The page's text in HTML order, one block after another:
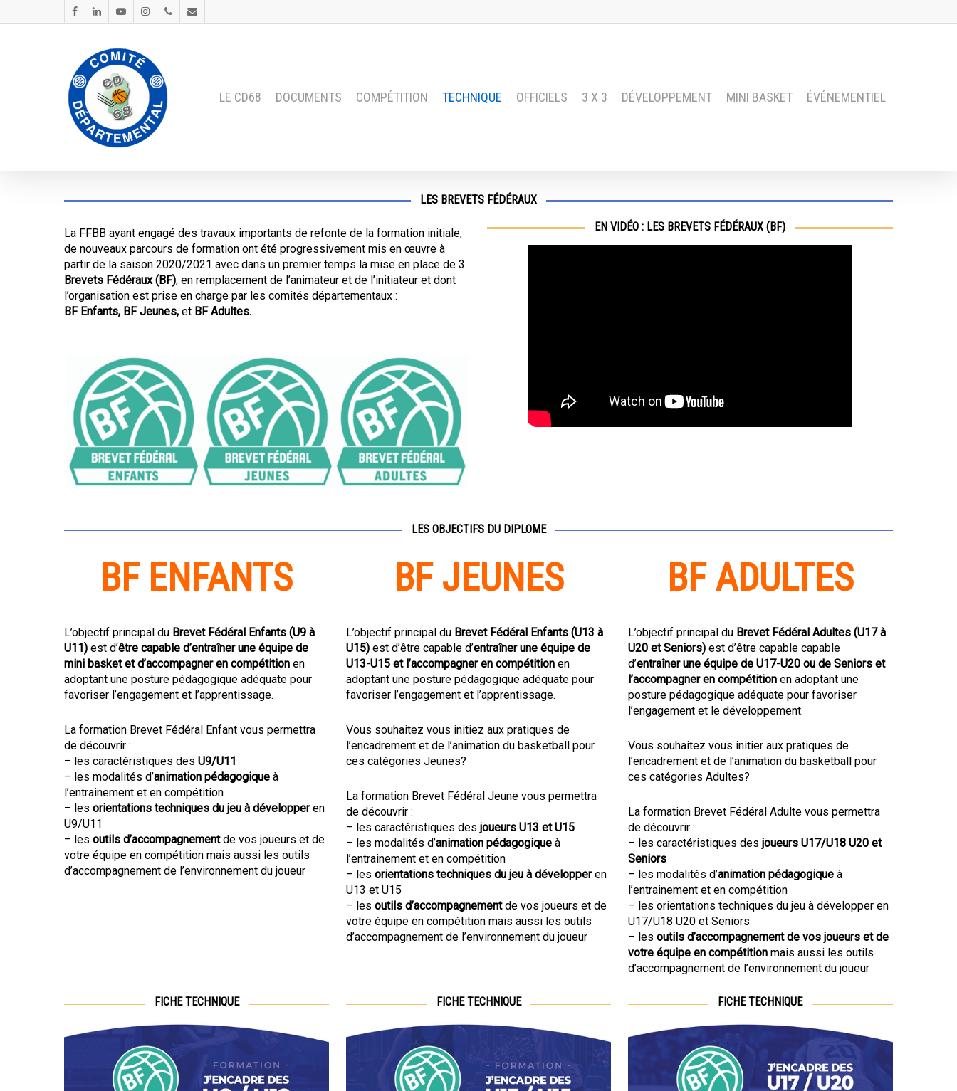
LE CD68 DOCUMENTS COMPÉTITION TECHNIQUE OFFICIELS 3 X 3 DÉVELOPPEMENT MINI BASKET ÉVÉNEMENTIEL
LES BREVETS FÉDÉRAUX
La FFBB ayant engagé des travaux importants de refonte de la formation initiale,
de nouveaux parcours de formation ont été progressivement mis en œuvre à
partir de la saison 2020/2021 avec dans un premier temps la mise en place de 3
Brevets Fédéraux (BF), en remplacement de l’animateur et de l’initiateur et dont
l’organisation est prise en charge par les comités départementaux :
BF Enfants, BF Jeunes,et BF Adultes.
EN VIDÉO : LES BREVETS FÉDÉRAUX (BF)
LES OBJECTIFS DU DIPLOME
BF ENFANTS BF JEUNES BF ADULTES
L’objectif principal du Brevet Fédéral Enfants (U9 à
U11)est d’être capable d’entraîner une équipe de
mini basket et d’accompagner en compétition en
adoptant une posture pédagogique adéquate pour
favoriser l’engagement et l’apprentissage.
La formation Brevet Fédéral Enfant vous permettra
de découvrir :
– les caractéristiques desU9/U11
– les modalités d’animation pédagogique à
l’entrainement et en compétition
– lesorientations techniques du jeu à développeren
U9/U11
– lesoutils d’accompagnementde vos joueurs et de
votre équipe en compétition mais aussi les outils
d’accompagnement de l’environnement du joueur
L’objectif principal du Brevet Fédéral Enfants (U13 à
U15) est d’être capable d’entraîner une équipe de
U13-U15 et l’accompagner en compétitionen
adoptant une posture pédagogique adéquate pour
favoriser l’engagement et l’apprentissage.
Vous souhaitez vous initiez aux pratiques de
l’encadrement et de l’animation du basketball pour
ces catégories Jeunes?
La formation Brevet Fédéral Jeune vous permettra
de découvrir :
– les caractéristiques des joueurs U13 et U15
– les modalités d’animation pédagogiqueà
l’entrainement et en compétition
– les orientations techniques du jeu à développeren
U13 et U15
– les outils d’accompagnementde vos joueurs et de
votre équipe en compétition mais aussi les outils
d’accompagnement de l’environnement du joueur
L’objectif principal du Brevet Fédéral Adultes (U17 à
U20 et Seniors) est d’être capable capable
d’entraîner une équipe de U17-U20 ou de Seniors et
l’accompagner en compétitionen adoptant une
posture pédagogique adéquate pour favoriser
l’engagement et le développement.
Vous souhaitez vous initier aux pratiques de
l’encadrement et de l’animation du basketball pour
ces catégories Adultes?
La formation Brevet Fédéral Adulte vous permettra
de découvrir :
– les caractéristiques des joueurs U17/U18 U20 et
Seniors
– les modalités d’animation pédagogiqueà
l’entrainement et en compétition
– les orientations techniques du jeu à développer en
U17/U18 U20 et Seniors
– les outils d’accompagnement de vos joueurs et de
votre équipe en compétitionmais aussi les outils
d’accompagnement de l’environnement du joueur
FICHE TECHNIQUE FICHE TECHNIQUE FICHE TECHNIQUE